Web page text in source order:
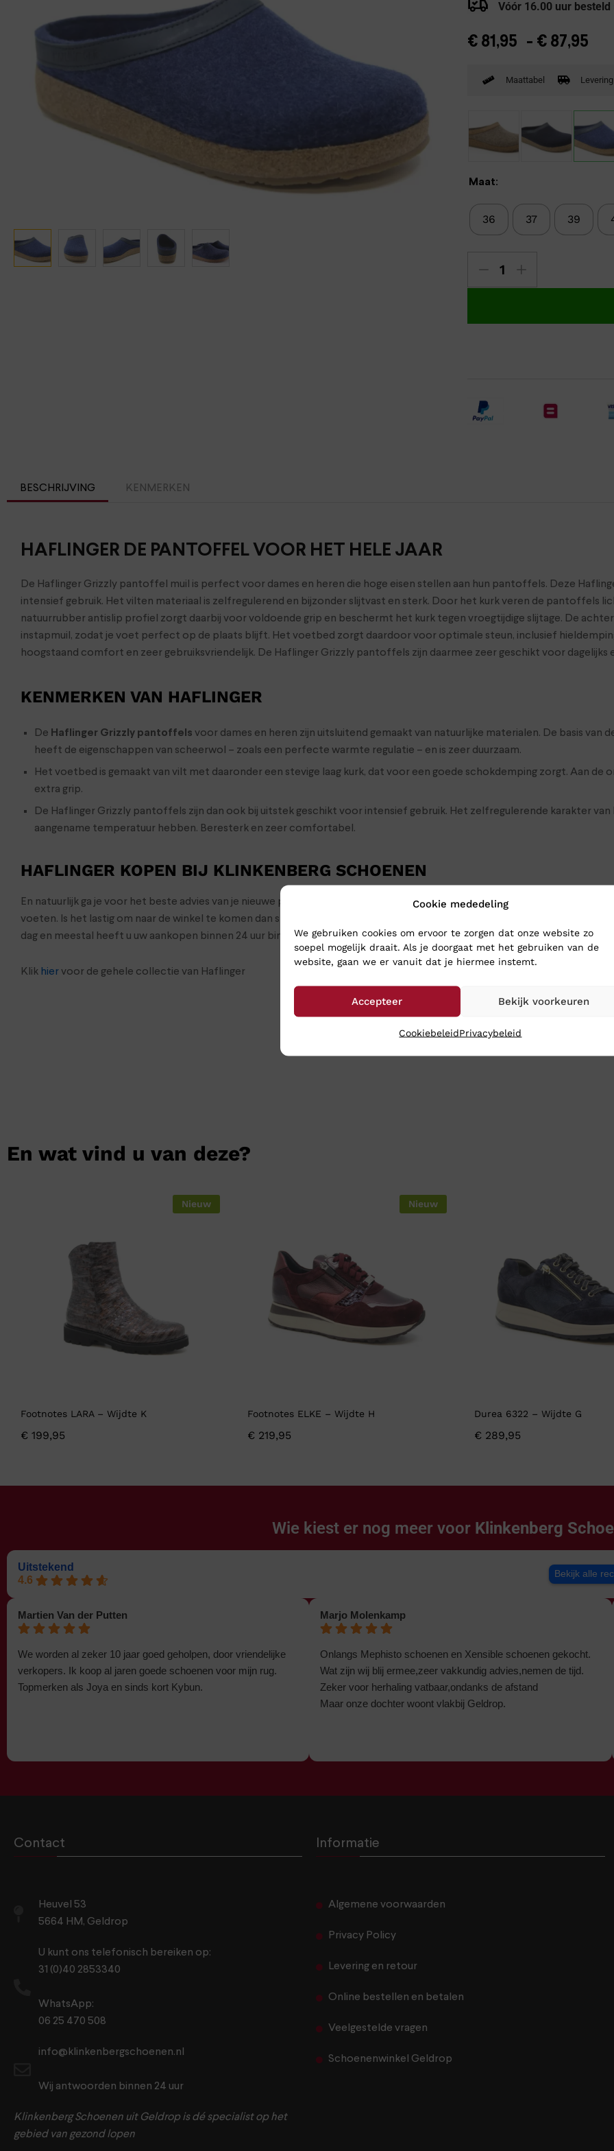
Cookie mededeling
We gebruiken cookies om ervoor te zorgen dat onze website zo
soepel mogelijk draait. Als je doorgaat met het gebruiken van de
website, gaan we er vanuit dat je hiermee instemt.
Accepteer Bekijk voorkeuren
CookiebeleidPrivacybeleid
Verbandschoenen (externe website)
GIJS
Lowa Vóór 16.00 uur
€ 81,95 - € 87,95
Maattabel
Maat:
36 37 39
BESCHRIJVING KENMERKEN
HAFLINGER DE PANTOFFEL VOOR HET HELE JAAR
De Haflinger Grizzly pantoffel muil is perfect voor dames en heren die hoge eisen stellen aan hun pantoffels. Deze
intensief gebruik. Het vilten materiaal is zelfregulerend en bijzonder slijtvast en sterk. Door het kurk veren de pantoffels
natuurrubber antislip profiel zorgt daarbij voor voldoende grip en beschermt het kurk tegen vroegtijdige slijtage. De
instapmuil, zodat je voet perfect op de plaats blijft. Het voetbed zorgt daardoor voor optimale steun, inclusief
hoogstaand comfort en zeer gebruiksvriendelijk. De Haflinger Grizzly pantoffels zijn daarmee zeer geschikt voor dagelijks
KENMERKEN VAN HAFLINGER
De Haflinger Grizzly pantoffels voor dames en heren zijn uitsluitend gemaakt van natuurlijke materialen. De basis
heeft de eigenschappen van scheerwol – zoals een perfecte warmte regulatie – en is zeer duurzaam.
Het voetbed is gemaakt van vilt met daaronder een stevige laag kurk, dat voor een goede schokdemping zorgt. Aan
extra grip.
De Haflinger Grizzly pantoffels zijn dan ook bij uitstek geschikt voor intensief gebruik. Het zelfregulerende karakter
aangename temperatuur hebben. Beresterk en zeer comfortabel.
HAFLINGER KOPEN BIJ KLINKENBERG SCHOENEN
En natuurlijk ga je voor het beste advies van je nieuwe pantoffel muil naar Klinkenberg Schoenen in Geldrop. Dan weet je
voeten. Is het lastig om naar de winkel te komen dan sturen we de schoenen toch gewoon naar je op: bestel ze online in
dag en meestal heeft u uw aankopen binnen 24 uur binnen.
Klik hiervoor de gehele collectie van Haflinger
En wat vind u van deze?
Nieuw
Footnotes LARA – Wijdte K
€ 199,95
Nieuw
Footnotes ELKE – Wijdte H
€ 219,95
Durea 6322 – Wijdte G
€ 289,95
Wie kiest er nog meer voor Klinkenberg
Uitstekend
4.6
Bekijk alle
Martien Van der Putten
We worden al zeker 10 jaar goed geholpen, door vriendelijke
verkopers. Ik koop al jaren goede schoenen voor mijn rug.
Topmerken als Joya en sinds kort Kybun.
Marjo Molenkamp
Onlangs Mephisto schoenen en Xensible schoenen gekocht.
Wat zijn wij blij ermee,zeer vakkundig advies,nemen de tijd.
Zeker voor herhaling vatbaar,ondanks de afstand
Maar onze dochter woont vlakbij Geldrop.
Contact
Heuvel 53
5664 HM, Geldrop
U kunt ons telefonisch bereiken op:
31 (0)40 2853340
WhatsApp:
06 25 470 508
info@klinkenbergschoenen.nl
Wij antwoorden binnen 24 uur
Klinkenberg Schoenen uit Geldrop is dé specialist op het
gebied van gezond lopen
Informatie
Algemene voorwaarden
Privacy Policy
Levering en retour
Online bestellen en betalen
Veelgestelde vragen
Schoenenwinkel Geldrop